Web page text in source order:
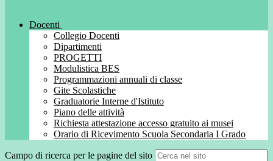
Docenti
Collegio Docenti
Dipartimenti
PROGETTI
Modulistica BES
Programmazioni annuali di classe
Gite Scolastiche
Graduatorie Interne d'Istituto
Piano delle attività
Richiesta attestazione accesso gratuito ai musei
Orario di Ricevimento Scuola Secondaria I Grado
Campo di ricerca per le pagine del sito